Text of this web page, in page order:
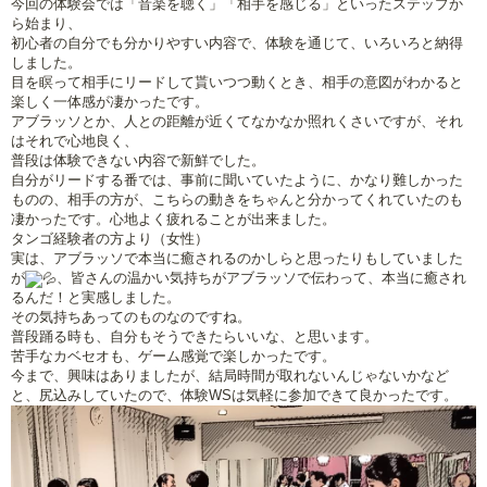
今回の体験会では「音楽を聴く」「相手を感じる」といったステップか
ら始まり、
初心者の自分でも分かりやすい内容で、体験を通じて、いろいろと納得
しました。
目を瞑って相手にリードして貰いつつ動くとき、相手の意図がわかると
楽しく一体感が凄かったです。
アブラッソとか、人との距離が近くてなかなか照れくさいですが、それ
はそれで心地良く、
普段は体験できない内容で新鮮でした。
自分がリードする番では、事前に聞いていたように、かなり難しかった
ものの、相手の方が、こちらの動きをちゃんと分かってくれていたのも
凄かったです。心地よく疲れることが出来ました。
タンゴ経験者の方より（女性）
実は、アブラッソで本当に癒されるのかしらと思ったりもしていました
が
、皆さんの温かい気持ちがアブラッソで伝わって、本当に癒され
るんだ！と実感しました。
その気持ちあってのものなのですね。
普段踊る時も、自分もそうできたらいいな、と思います。
苦手なカベセオも、ゲーム感覚で楽しかったです。
今まで、興味はありましたが、結局時間が取れないんじゃないかなど
と、尻込みしていたので、体験WSは気軽に参加できて良かったです。